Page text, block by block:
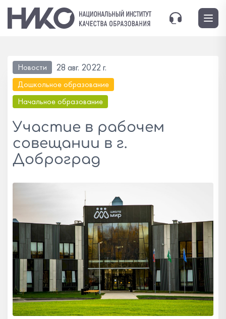
Новости 28 авг. 2022 г.
Дошкольное образование
Начальное образование
Участие в рабочем
совещании в г.
Доброград